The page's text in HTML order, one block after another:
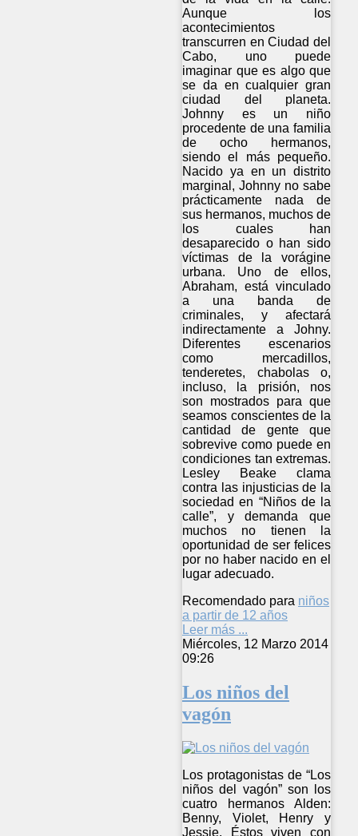
Aunque los
acontecimientos
transcurren en Ciudad del
Cabo, uno puede
imaginar que es algo que
se da en cualquier gran
ciudad del planeta.
Johnny es un niño
procedente de una familia
de ocho hermanos,
siendo el más pequeño.
Nacido ya en un distrito
marginal, Johnny no sabe
prácticamente nada de
sus hermanos, muchos de
los cuales han
desaparecido o han sido
víctimas de la vorágine
urbana. Uno de ellos,
Abraham, está vinculado
a una banda de
criminales, y afectará
indirectamente a Johny.
Diferentes escenarios
como mercadillos,
tenderetes, chabolas o,
incluso, la prisión, nos
son mostrados para que
seamos conscientes de la
cantidad de gente que
sobrevive como puede en
condiciones tan extremas.
Lesley Beake clama
contra las injusticias de la
sociedad en “Niños de la
calle”, y demanda que
muchos no tienen la
oportunidad de ser felices
por no haber nacido en el
lugar adecuado.
Recomendado para niños
a partir de 12 años
Leer más ...
Miércoles, 12 Marzo 2014
09:26
Los niños del
vagón
Los protagonistas de “Los
niños del vagón” son los
cuatro hermanos Alden:
Benny, Violet, Henry y
Jessie. Éstos viven con